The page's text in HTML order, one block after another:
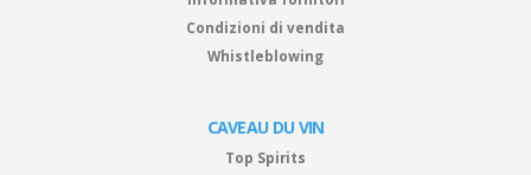
Condizioni di vendita
Whistleblowing
CAVEAU DU VIN
Top Spirits